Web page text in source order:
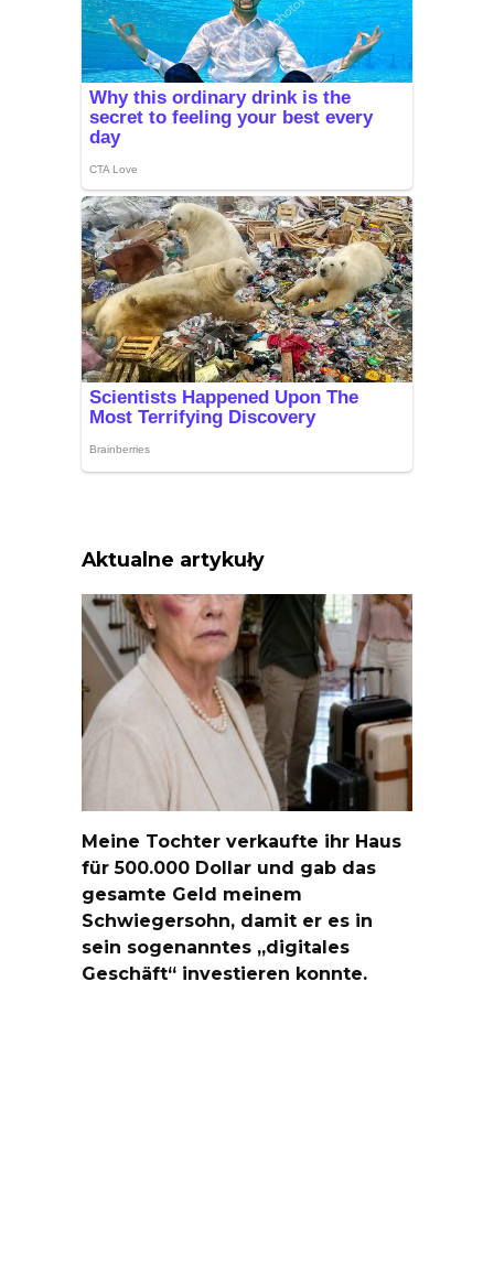
Aktualne artykuły
Meine Tochter verkaufte ihr Haus
für 500.000 Dollar und gab das
gesamte Geld meinem
Schwiegersohn, damit er es in
sein sogenanntes „digitales
Geschäft“ investieren konnte.